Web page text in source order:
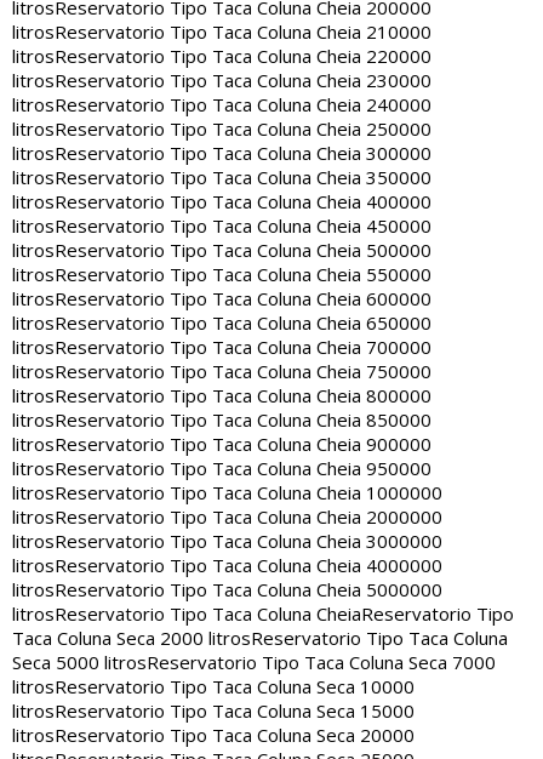
litrosReservatorio Tipo Taca Coluna Cheia 200000
litrosReservatorio Tipo Taca Coluna Cheia 210000
litrosReservatorio Tipo Taca Coluna Cheia 220000
litrosReservatorio Tipo Taca Coluna Cheia 230000
litrosReservatorio Tipo Taca Coluna Cheia 240000
litrosReservatorio Tipo Taca Coluna Cheia 250000
litrosReservatorio Tipo Taca Coluna Cheia 300000
litrosReservatorio Tipo Taca Coluna Cheia 350000
litrosReservatorio Tipo Taca Coluna Cheia 400000
litrosReservatorio Tipo Taca Coluna Cheia 450000
litrosReservatorio Tipo Taca Coluna Cheia 500000
litrosReservatorio Tipo Taca Coluna Cheia 550000
litrosReservatorio Tipo Taca Coluna Cheia 600000
litrosReservatorio Tipo Taca Coluna Cheia 650000
litrosReservatorio Tipo Taca Coluna Cheia 700000
litrosReservatorio Tipo Taca Coluna Cheia 750000
litrosReservatorio Tipo Taca Coluna Cheia 800000
litrosReservatorio Tipo Taca Coluna Cheia 850000
litrosReservatorio Tipo Taca Coluna Cheia 900000
litrosReservatorio Tipo Taca Coluna Cheia 950000
litrosReservatorio Tipo Taca Coluna Cheia 1000000
litrosReservatorio Tipo Taca Coluna Cheia 2000000
litrosReservatorio Tipo Taca Coluna Cheia 3000000
litrosReservatorio Tipo Taca Coluna Cheia 4000000
litrosReservatorio Tipo Taca Coluna Cheia 5000000
litrosReservatorio Tipo Taca Coluna CheiaReservatorio Tipo
Taca Coluna Seca 2000 litrosReservatorio Tipo Taca Coluna
Seca 5000 litrosReservatorio Tipo Taca Coluna Seca 7000
litrosReservatorio Tipo Taca Coluna Seca 10000
litrosReservatorio Tipo Taca Coluna Seca 15000
litrosReservatorio Tipo Taca Coluna Seca 20000